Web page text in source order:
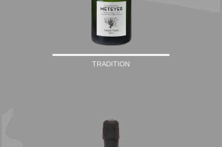
TRADITION